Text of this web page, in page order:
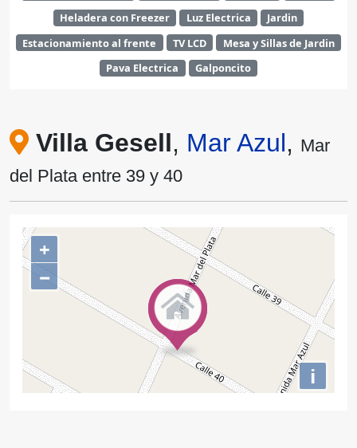
Heladera con Freezer Luz Electrica
Jardin
Estacionamiento al frente
TV LCD
Mesa y Sillas de Jardin
Pava Electrica
Galponcito
Villa Gesell, Mar Azul, Mar
del Plata entre 39 y 40
+
−
i